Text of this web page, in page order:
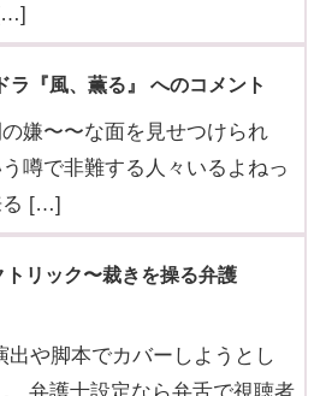
ラ『風、薫る』 へのコメント
嫌〜〜な面を見せつけられ
噂で非難する人々いるよねっ
る […]
トリック〜裁きを操る弁護
出や脚本でカバーしようとし